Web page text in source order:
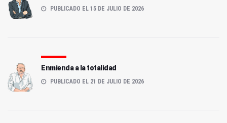
PUBLICADO EL 15 DE JULIO DE 2026
Enmienda a la totalidad
PUBLICADO EL 21 DE JULIO DE 2026